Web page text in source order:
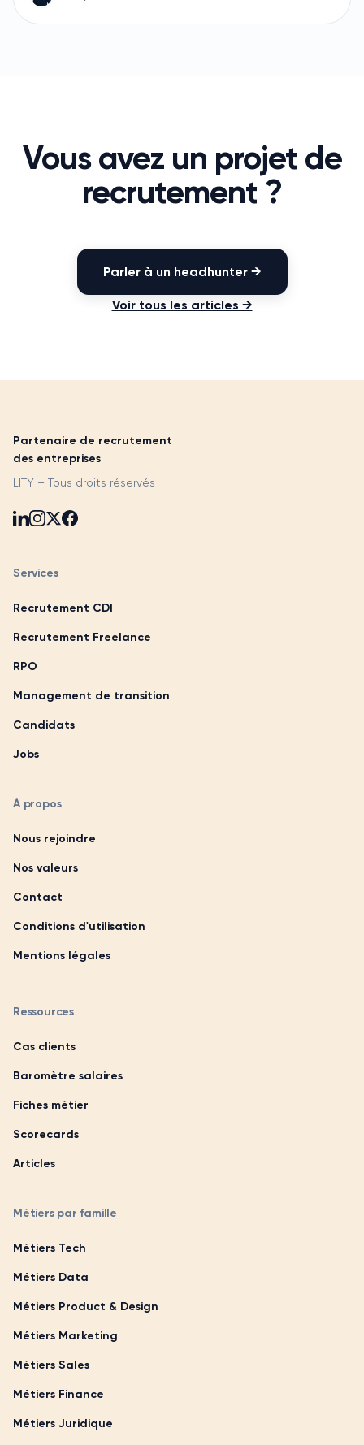
sourcing par profil, cas d'archi 60 minutes, onboarding
90 jours avec premier projet structurant livré à M3.
Vous avez un projet de
recrutement ?
Parler à un headhunter →
Voir tous les articles →
Partenaire de recrutement
des entreprises
LITY – Tous droits réservés
Services
Recrutement CDI
Recrutement Freelance
RPO
Management de transition
Candidats
Jobs
À propos
Nous rejoindre
Nos valeurs
Contact
Conditions d'utilisation
Mentions légales
Ressources
Cas clients
Baromètre salaires
Fiches métier
Scorecards
Articles
Métiers par famille
Métiers Tech
Métiers Data
Métiers Product & Design
Métiers Marketing
Métiers Sales
Métiers Finance
Métiers Juridique